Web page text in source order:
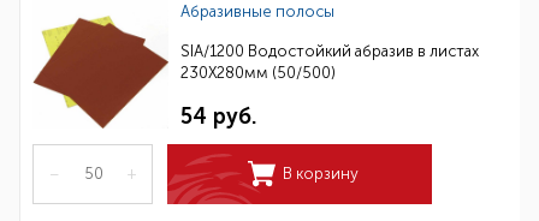
Абразивные полосы
SIA/1200 Водостойкий абразив в листах
230Х280мм (50/500)
54 руб.
– + В корзину